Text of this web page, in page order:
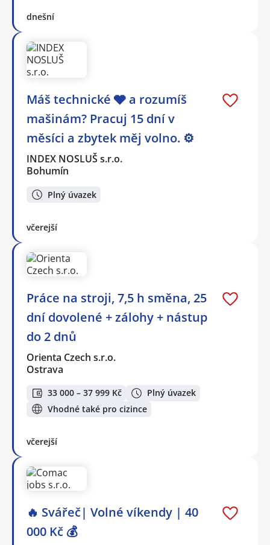
dnešní
Máš technické 🩶 a rozumíš
mašinám? Pracuj 15 dní v
měsíci a zbytek měj volno. ⚙
INDEX NOSLUŠ s.r.o.
Bohumín
Plný úvazek
včerejší
Práce na stroji, 7,5 h směna, 25
dní dovolené + zálohy + nástup
do 2 dnů
Orienta Czech s.r.o.
Ostrava
33 000 – 37 999 Kč
Plný úvazek
Vhodné také pro cizince
včerejší
🔥 Svářeč| Volné víkendy | 40
000 Kč 💰